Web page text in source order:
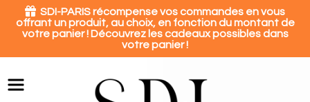
 SDI-PARIS récompense vos commandes en vous
offrant un produit, au choix, en fonction du montant de
votre panier ! Découvrez les cadeaux possibles dans
votre panier !
Panneau de gestion des cookies